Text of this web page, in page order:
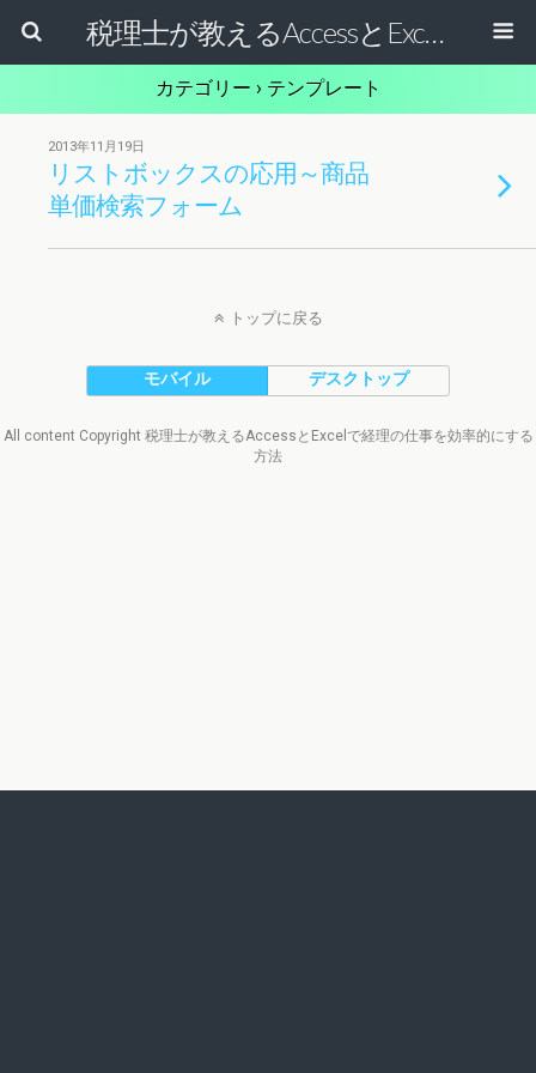
税理士が教えるAccessとExcelで経理の仕事を効率的にする方法
カテゴリー › テンプレート
2013年11月19日
リストボックスの応用～商品
単価検索フォーム
トップに戻る
モバイル デスクトップ
All content Copyright 税理士が教えるAccessとExcelで経理の仕事を効率的にする
方法